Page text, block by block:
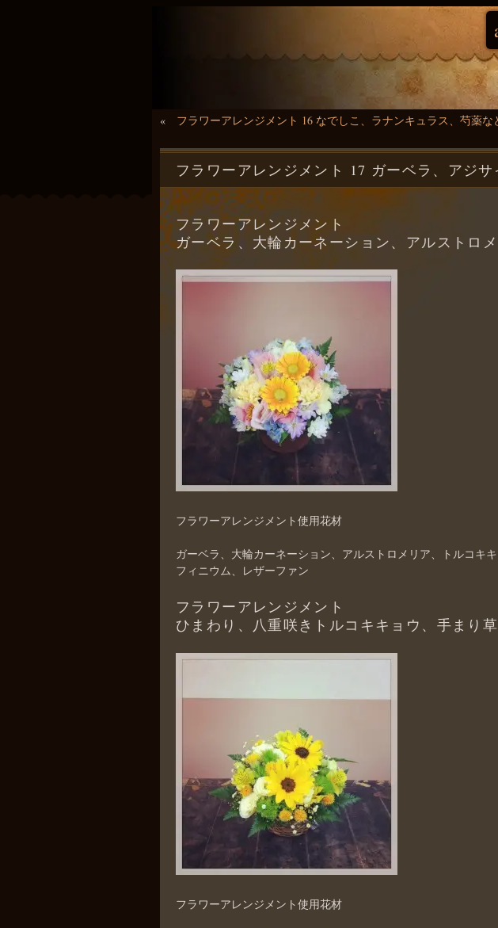
« フラワーアレンジメント 16 なでしこ、ラナンキュラス、芍薬な
フラワーアレンジメント 17 ガーベラ、アジ
フラワーアレンジメント
ガーベラ、大輪カーネーション、アルストロ
フラワーアレンジメント使用花材
ガーベラ、大輪カーネーション、アルストロメリア、トルコキ
フィニウム、レザーファン
フラワーアレンジメント
ひまわり、八重咲きトルコキキョウ、手まり草
フラワーアレンジメント使用花材